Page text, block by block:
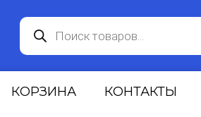
КОРЗИНА
КОНТАКТЫ